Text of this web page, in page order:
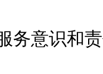
意识和责